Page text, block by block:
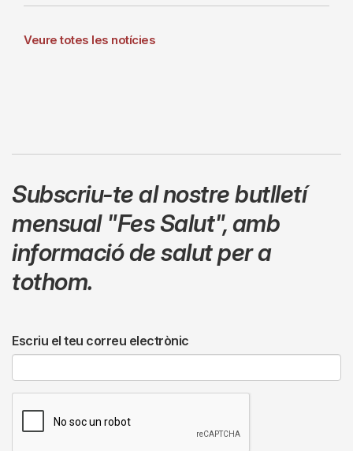
Veure totes les notícies
Subscriu-te al nostre butlletí
mensual "Fes Salut",amb
informació de salut per a
tothom.
Escriu el teu correu electrònic